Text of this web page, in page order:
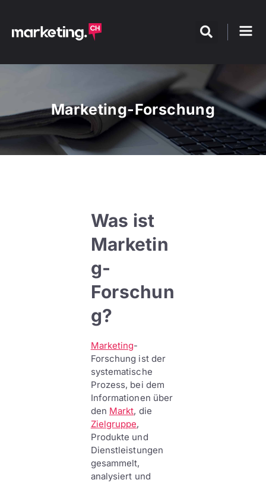
Marketing-Forschung
Was ist
Marketin
g-
Forschun
g?
Marketing-
Forschung ist der
systematische
Prozess, bei dem
Informationen über
den Markt, die
Zielgruppe,
Produkte und
Dienstleistungen
gesammelt,
analysiert und